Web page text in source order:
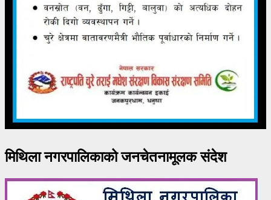
मिथिला नगरपालिकाको जनचेतनामूलक संदेश